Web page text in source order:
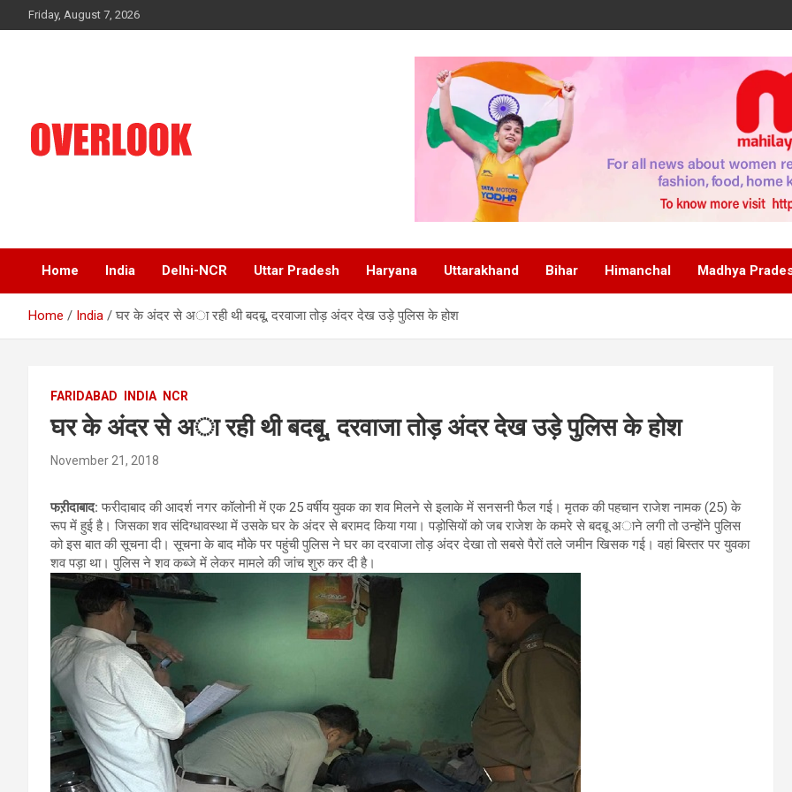
to
Friday, August 7, 2026
Home India Delhi-NCR Uttar Pradesh Haryana Uttarakhand Bihar Himanchal Madhya
Home India घर के अंदर से अा रही थी बदबू, दरवाजा तोड़ अंदर देख उड़े पुलिस के होश
FARIDABAD INDIA NCR
घर के अंदर से अा रही थी बदबू, दरवाजा तोड़ अंदर देख उड़े पुलिस के होश
November 21, 2018
फऱीदाबाद:फरीदाबाद की आदर्श नगर कॉलोनी में एक 25 वर्षीय युवक का शव मिलने से इलाके में सनसनी फैल गई। मृतक की पहचान राजेश नामक (25) के
रूप में हुई है। जिसका शव संदिग्धावस्था में उसके घर के अंदर से बरामद किया गया। पड़ोसियों को जब राजेश के कमरे से बदबू अाने लगी तो उन्होंने पुलिस
को इस बात की सूचना दी। सूचना के बाद मौके पर पहुंची पुलिस ने घर का दरवाजा तोड़ अंदर देखा तो सबसे पैरों तले जमीन खिसक गई। वहां बिस्तर पर युवका
शव पड़ा था। पुलिस ने शव कब्जे में लेकर मामले की जांच शुरु कर दी है।